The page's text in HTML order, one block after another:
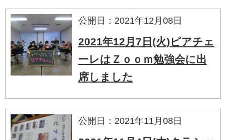
公開日：2021年12月08日
2021年12月7日(火)ピアチェ
ーレはＺｏｏｍ勉強会に出
席しました
公開日：2021年11月08日